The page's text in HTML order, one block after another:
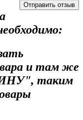
Отправить отзыв
и там же
таким